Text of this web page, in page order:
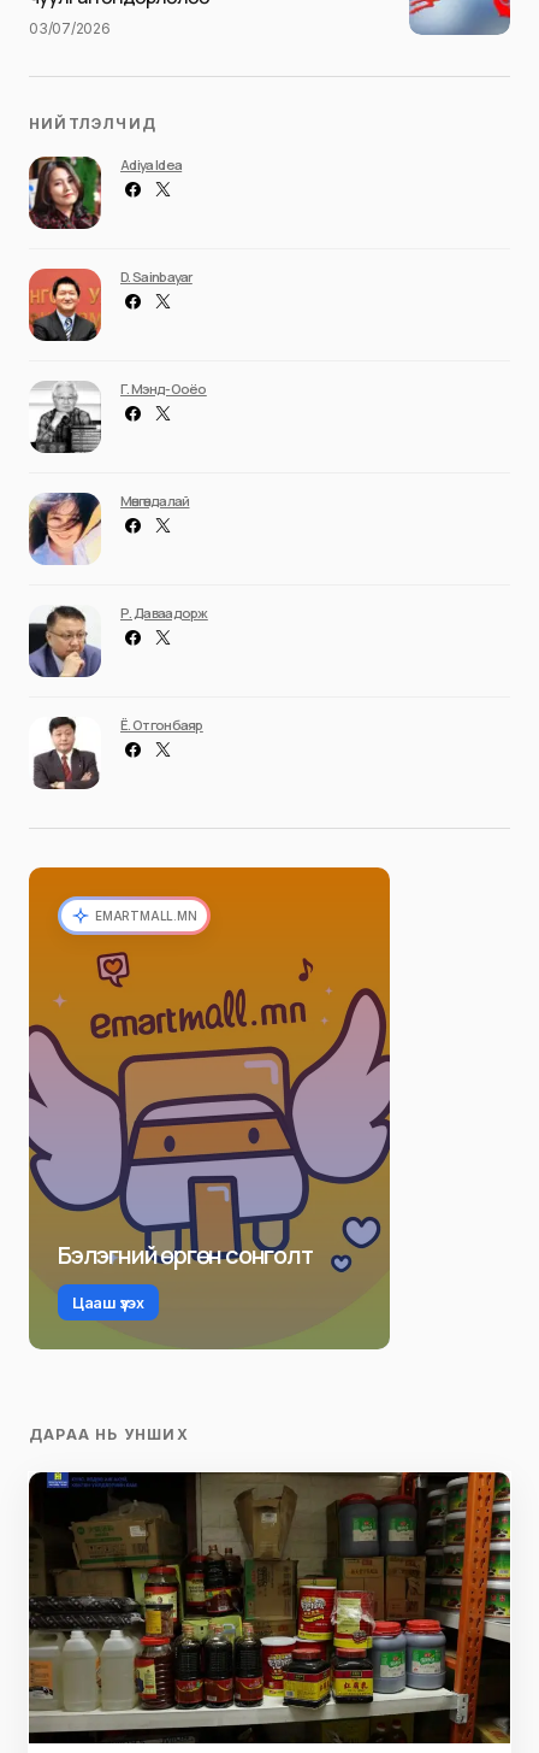
03/07/2026
НИЙТЛЭЛЧИД
Adiya Idea
D. Sainbayar
Г. Мэнд-Ооёо
Мөнгөндалай
Р. Даваадорж
Ё. Отгонбаяр
EMARTMALL.MN
Бэлэгний өргөн сонголт
Цааш үзэх
ДАРАА НЬ УНШИХ